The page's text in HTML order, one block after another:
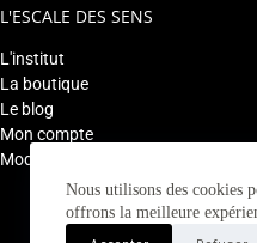
Nous utilisons des cookies
offrons la meilleure
L'ESCALE DES SENS
L'institut
La boutique
Le blog
Mon compte
Modifier mon rendez-vous